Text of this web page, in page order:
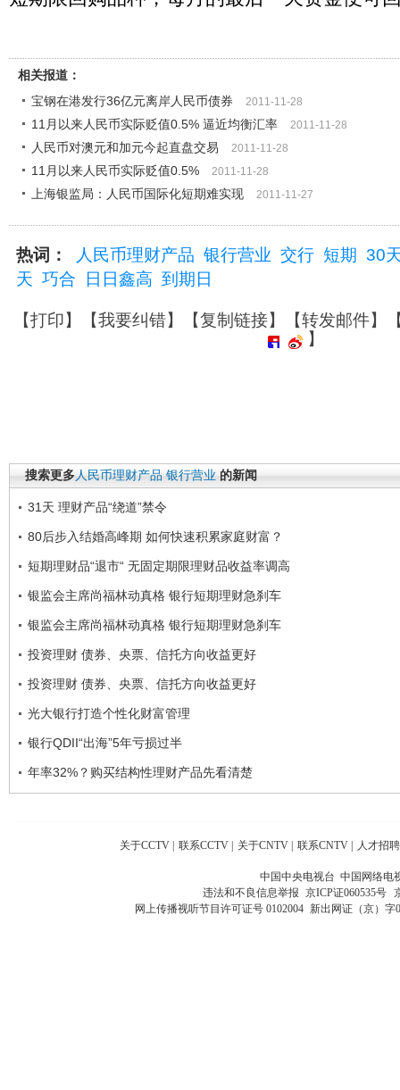
相关报道：
宝钢在港发行36亿元离岸人民币债券
2011-11-28
11月以来人民币实际贬值0.5% 逼近均衡汇率 2011-11-28
人民币对澳元和加元今起直盘交易 2011-11-28
11月以来人民币实际贬值0.5% 2011-11-28
上海银监局：人民币国际化短期难实现 2011-11-27
热词： 人民币理财产品 银行营业 交行 短期 30
天 巧合 日日鑫高 到期日
【打印】【我要纠错】【复制链接】【转发邮件】
】
搜索更多人民币理财产品 银行营业 的新闻
31天 理财产品“绕道”禁令
80后步入结婚高峰期 如何快速积累家庭财富？
短期理财品“退市“ 无固定期限理财品收益率调高
银监会主席尚福林动真格 银行短期理财急刹车
银监会主席尚福林动真格 银行短期理财急刹车
投资理财 债券、央票、信托方向收益更好
投资理财 债券、央票、信托方向收益更好
光大银行打造个性化财富管理
银行QDII“出海”5年亏损过半
年率32%？购买结构性理财产品先看清楚
关于CCTV | 联系CCTV | 关于CNTV | 联系CNTV | 人才招聘
中国中央电视台 中国网络电
违法和不良信息举报 京ICP证060535号
网上传播视听节目许可证号 0102004 新出网证（京）